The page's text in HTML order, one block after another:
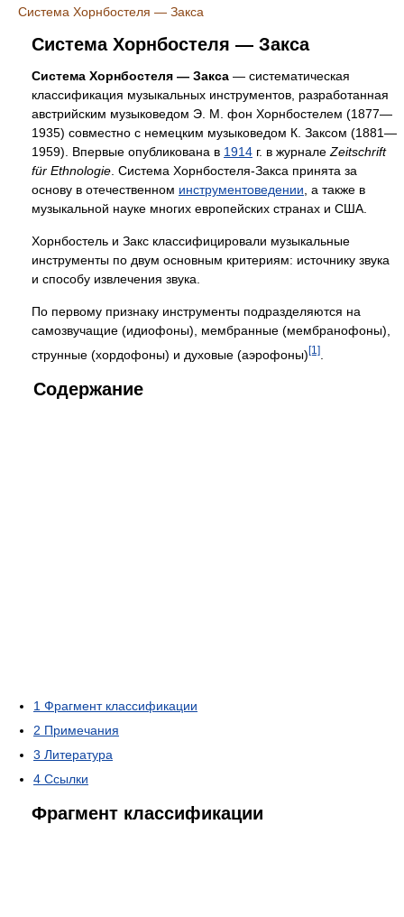
Система Хорнбостеля — Закса
Система Хорнбостеля — Закса
Система Хорнбостеля — Закса — систематическая
классификация музыкальных инструментов, разработанная
австрийским музыковедом Э. М. фон Хорнбостелем (1877—
1935) совместно с немецким музыковедом К. Заксом (1881—
1959). Впервые опубликована в 1914 г. в журнале Zeitschrift
für Ethnologie . Система Хорнбостеля-Закса принята за
основу в отечественном инструментоведении , а также в
музыкальной науке многих европейских странах и США.
Хорнбостель и Закс классифицировали музыкальные
инструменты по двум основным критериям: источнику звука
и способу извлечения звука.
По первому признаку инструменты подразделяются на
самозвучащие (идиофоны), мембранные (мембранофоны),
струнные (хордофоны) и духовые (аэрофоны)[1]
Содержание
1 Фрагмент классификации
2 Примечания
3 Литература
4 Ссылки
Фрагмент классификации